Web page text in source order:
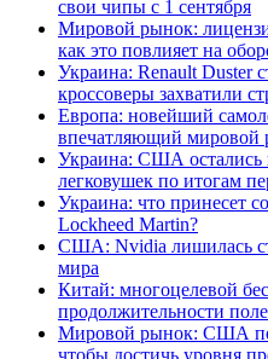
свои чипы с 1 сентября
Мировой рынок:
как это повлияет на
Украина: Renault Duster
кроссоверы захватили
Европа: новейший
впечатляющий мировой
Украина: США остались
легковушек по итогам
Украина: что принесет
Lockheed Martin?
США: Nvidia лишилась
мира
Китай: многоцелевой
продолжительности
Мировой рынок: США
чтобы достичь уровня